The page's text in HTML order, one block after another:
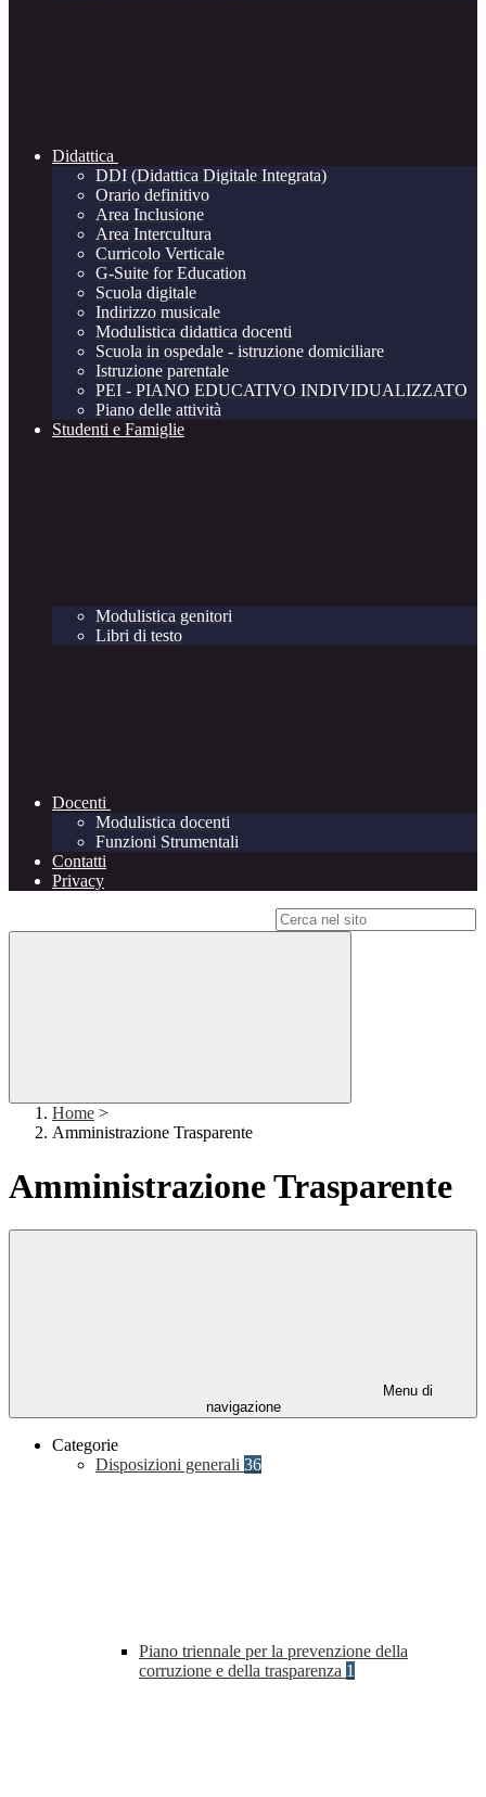
Didattica
DDI (Didattica Digitale Integrata)
Orario definitivo
Area Inclusione
Area Intercultura
Curricolo Verticale
G-Suite for Education
Scuola digitale
Indirizzo musicale
Modulistica didattica docenti
Scuola in ospedale - istruzione domiciliare
Istruzione parentale
PEI - PIANO EDUCATIVO INDIVIDUALIZZATO
Piano delle attività
Studenti e Famiglie
Modulistica genitori
Libri di testo
Docenti
Modulistica docenti
Funzioni Strumentali
Contatti
Privacy
Home >
Amministrazione Trasparente
Amministrazione Trasparente
Menu di
navigazione
Categorie
Disposizioni generali 36
Piano triennale per la prevenzione della
corruzione e della trasparenza 1